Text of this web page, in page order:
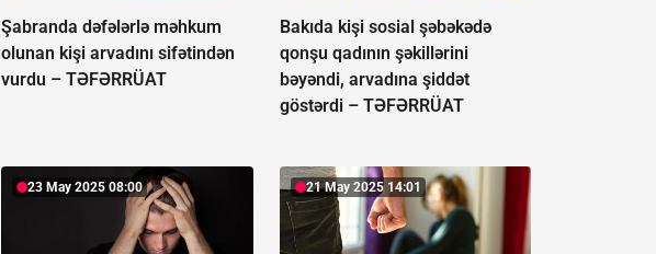
Şabranda dəfələrlə məhkum
olunan kişi arvadını sifətindən
vurdu –TƏFƏRRÜAT
Bakıda kişi sosial şəbəkədə
qonşu qadının şəkillərini
bəyəndi, arvadına şiddət
göstərdi – TƏFƏRRÜAT
23 May 2025 08:00 21 May 2025 14:01